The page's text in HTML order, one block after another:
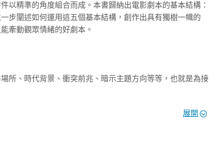
以精準的角度組合而成。本書歸納出電影劇本的基本結構：
步闡述如何運用這五個基本結構，創作出具有獨樹一幟的
牽動觀眾情緒的好劇本。
所、時代背景、衝突前兆、暗示主題方向等等，也就是為接
現加速度增大，節奏急遽竄升，所有的事情變得緊迫，終於
展開